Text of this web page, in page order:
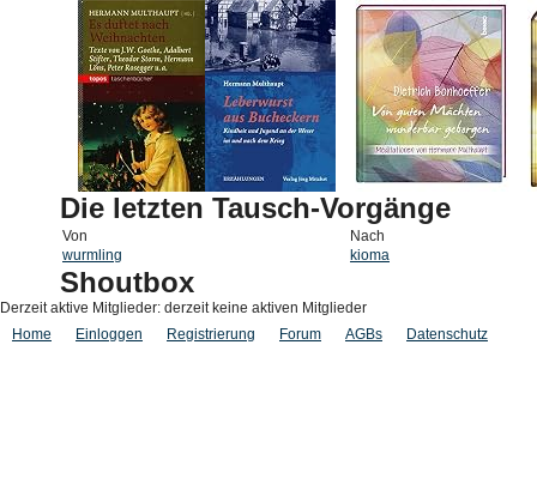
Die letzten Tausch-Vorgänge
Von
Nach
wurmling
kioma
Shoutbox
Derzeit aktive Mitglieder: derzeit keine aktiven Mitglieder
Home
Einloggen Registrierung Forum AGBs Datenschutz